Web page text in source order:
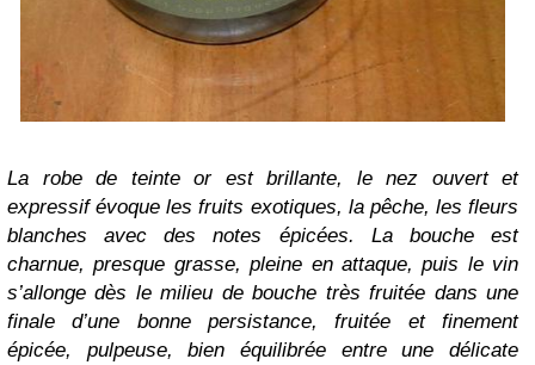
La robe de teinte or est brillante, le nez ouvert et
expressif évoque les fruits exotiques, la pêche, les fleurs
blanches avec des notes épicées. La bouche est
charnue, presque grasse, pleine en attaque, puis le vin
s’allonge dès le milieu de bouche très fruitée dans une
finale d’une bonne persistance, fruitée et finement
épicée, pulpeuse, bien équilibrée entre une délicate